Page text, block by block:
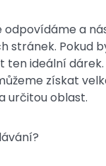
a
stránek. Pokud
ideální
získat
určitou oblast.